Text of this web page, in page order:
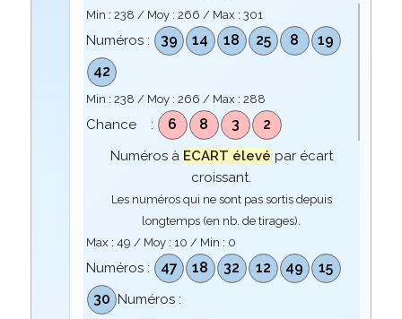
Min : 238 / Moy : 266 / Max : 301
Numéros : 39 14 18 25 8
19
42
Min : 238 / Moy : 266 / Max : 288
Chance : 6 8 3 2
Numéros à ECART élevé par écart
croissant.
Les numéros qui ne sont pas sortis depuis
longtemps (en nb. de tirages).
Max : 49 / Moy : 10 / Min : 0
Numéros : 47 18 32 12 49
15
30 Numéros :